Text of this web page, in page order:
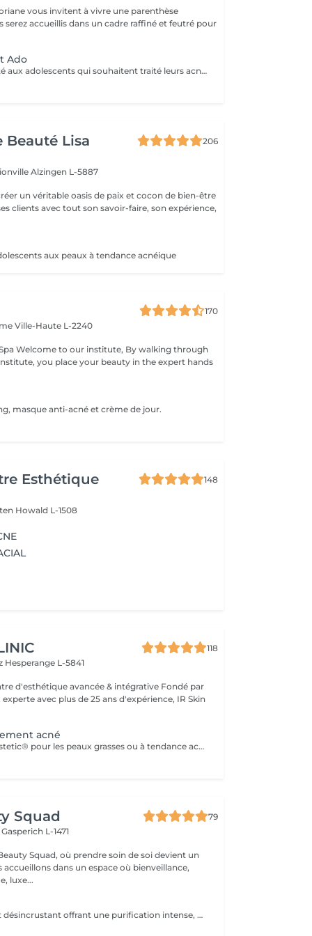
vous invitent à vivre une parenthèse
Ado
Ce soin est adapté aux adolescents qui souhaitent traité leurs acné ou avoir une peau plus lisse et lumineuse !
Lisa 206
Alzingen L-5887
un véritable oasis de paix et cocon de bien-être
clients avec tout son savoir-faire, son expérience,
aux peaux à tendance acnéique
170
Ville-Haute L-2240
through
you place your beauty in the expert hands
masque anti-acné et crème de jour.
Esthétique 148
Howald L-1508
118
Hesperange L-5841
avec plus de 25 ans d'expérience, IR Skin
acné
Solutions mesoestetic® pour les peaux grasses ou à tendance acnéique. Résultats dermatologiquement prouvés.Méthode professionnelle esthétique pour le traitement des peaux à tendance acnéique et séborrhéique. Nettoie en profondeur la peau des impuretés acnéiques, facilitant ainsi l'activité optimale de l'unité pilosébacée.
Squad
79
Gasperich L-1471
Squad, où prendre soin de soi devient un
accueillons dans un espace où bienveillance,
luxe...
Soin nettoyant et désincrustant offrant une purification intense, aidant les peaux à tendance acnéique et séborrhéique à retrouver un équilibre Deep Purify nettoie les pores en profondeur pour prévenir et atténuer les imperfections. Ce soin est indispensable à une bonne pénétration des agents actifs lors de l'application de produits cosméceutiques. 1 Séance: 135€ forfait 5 séances : 610€